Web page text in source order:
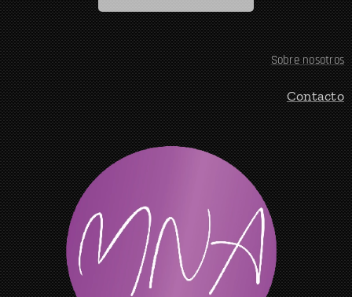
Sobre nosotros
Contacto